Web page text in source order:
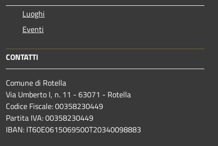
Luoghi
Eventi
CONTATTI
Comune di Rotella
Via Umberto I, n. 11 - 63071 - Rotella
Codice Fiscale: 00358230449
Partita IVA: 00358230449
IBAN: IT60E0615069500T20340098883